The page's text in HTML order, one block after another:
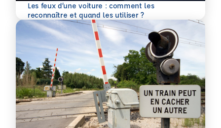
Les feux d’une voiture : comment les
reconnaître et quand les utiliser ?
En savoir plus